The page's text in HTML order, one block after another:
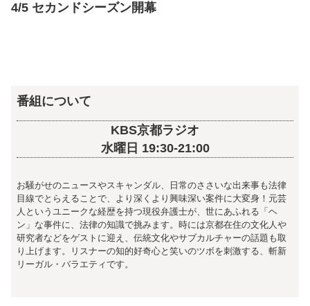
4/5 セカンドシーズン開幕
番組について
KBS京都ラジオ
水曜日 19:30-21:00
お騒がせのニュースやスキャンダル、日常のささいな出来事も法律
目線でとらえることで、より深くより興味深い案件に大変身！元芸
人というユニークな経歴を持つ現役弁護士が、世にあふれる「ヘ
ン」な事件に、法律の知識で挑みます。時には京都在住の文化人や
研究者などをゲストに迎え、伝統文化やサブカルチャーの話題も取
り上げます。リスナーの知的好奇心と笑いのツボを刺激する、斬新
リーガル・バラエティです。